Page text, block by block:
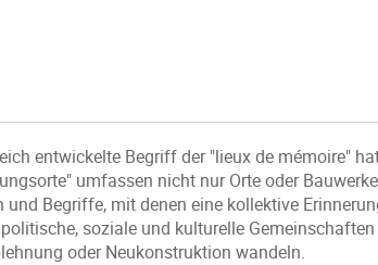
entwickelte Begriff der "lieux de mémoire"
umfassen nicht nur Orte oder
und Begriffe, mit denen eine kollektive
soziale und kulturelle
oder Neukonstruktion wandeln.